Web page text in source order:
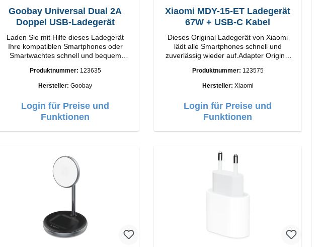
Goobay Universal Dual 2A
Doppel USB-Ladegerät
Laden Sie mit Hilfe dieses Ladegerät
Ihre kompatiblen Smartphones oder
Smartwachtes schnell und bequem
Farbe: Schwarz
Produktnummer: 123635
Hersteller: Goobay
Login für Preise und
Funktionen
Xiaomi MDY-15-ET Ladegerät
67W + USB-C Kabel
Dieses Original Ladegerät von Xiaomi
lädt alle Smartphones schnell und
zuverlässig wieder auf.Adapter Original
Anschlüsse: USB-A Output: 67W Farbe:
Produktnummer: 123575
Hersteller: Xiaomi
Login für Preise und
Funktionen